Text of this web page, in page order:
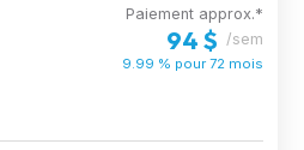
Paiement approx.*
94 $ /sem
9.99 % pour72 mois